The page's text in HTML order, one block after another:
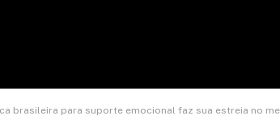
brasileira para suporte emocional faz sua estreia no